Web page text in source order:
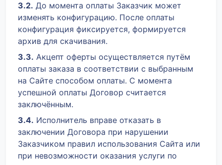
3.2. До момента оплаты Заказчик может
изменять конфигурацию. После оплаты
конфигурация фиксируется, формируется
архив для скачивания.
3.3. Акцепт оферты осуществляется путём
оплаты заказа в соответствии с выбранным
на Сайте способом оплаты. С момента
успешной оплаты Договор считается
заключённым.
3.4. Исполнитель вправе отказать в
заключении Договора при нарушении
Заказчиком правил использования Сайта или
при невозможности оказания услуги по